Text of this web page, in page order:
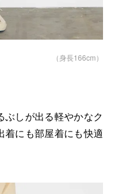
（身長166cm）
しが出る軽やかなク
着にも部屋着にも快適